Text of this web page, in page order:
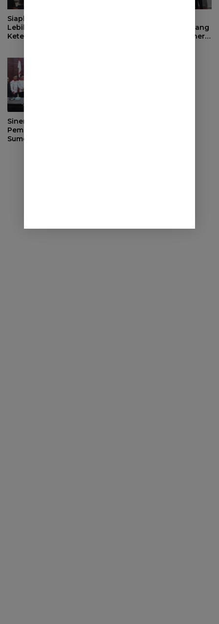
Siapkan Masa Depan yang
Lebih Baik, BPJS
Ketenagakerjaan Tutup
Daerah, Bupati Sumedang
Minta OPD Perkuat Sinergi
Sinergi dengan
Pemerintah Desa, DPRD
Sumedang Fokus Awasi